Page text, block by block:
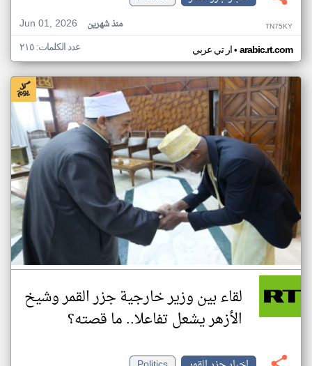
Jun 01, 2026
منذ شهرين TN75KY
ار تي عربي• arabic.rt.com عدد الكلمات: ٢١٥
لقاء بين وزير خارجية جزر القمر وشيخ
الأزهر يشعل تفاعلا.. ما قصته؟